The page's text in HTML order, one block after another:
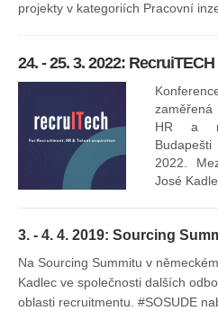
projekty v kategoriích Pracovní
24. - 25. 3. 2022: RecruiTECH
HR a
2022.
José
3. - 4. 4. 2019: Sourcing
Na Sourcing Summitu v
Kadlec ve společnosti dalších
oblasti recruitmentu. #SOSUDE